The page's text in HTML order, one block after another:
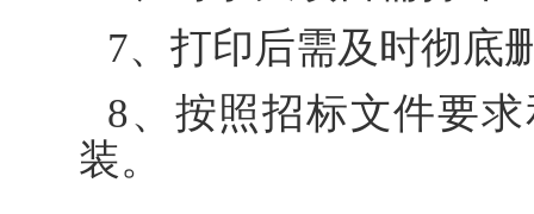
7、打印后需及时彻底
8、按照招标文件要
装。